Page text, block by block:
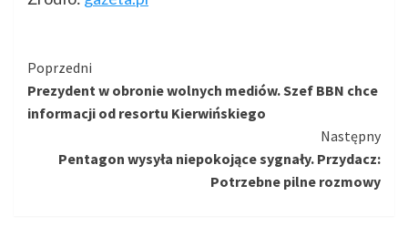
Kontynuuj
czytanie
Poprzedni
Prezydent w obronie wolnych mediów. Szef BBN chce
informacji od resortu Kierwińskiego
Następny
Pentagon wysyła niepokojące sygnały. Przydacz:
Potrzebne pilne rozmowy